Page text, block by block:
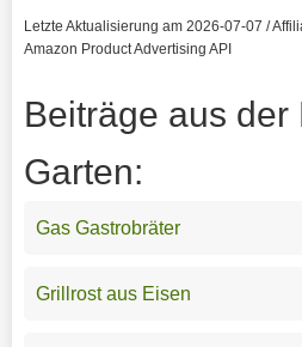
Letzte Aktualisierung am 2026-07-07 /
Amazon Product Advertising API
Beiträge aus der
Garten:
Gas Gastrobräter
Grillrost aus Eisen